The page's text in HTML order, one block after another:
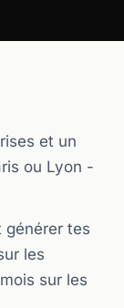
et un
ou Lyon -
générer tes
les
sur les